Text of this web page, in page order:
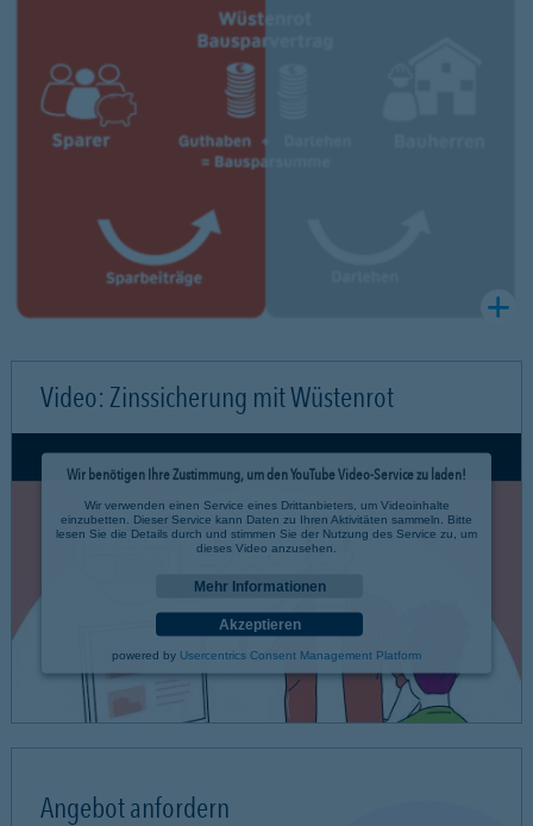
Video: Zinssicherung mit Wüstenrot
Wir benötigen Ihre Zustimmung, um den YouTube Video-Service zu laden!
Wir verwenden einen Service eines Drittanbieters, um Videoinhalte
einzubetten. Dieser Service kann Daten zu Ihren Aktivitäten sammeln. Bitte
lesen Sie die Details durch und stimmen Sie der Nutzung des Service zu, um
dieses Video anzusehen.
Mehr Informationen
Akzeptieren
powered by Usercentrics Consent Management Platform
Angebot anfordern